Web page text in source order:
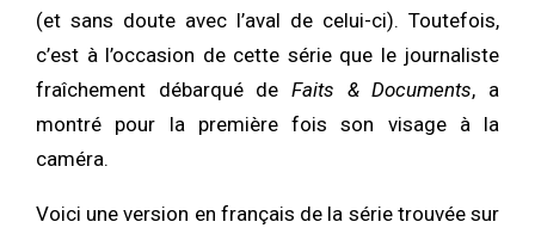
(et sans doute avec l’aval de celui-ci). Toutefois,
c’est à l’occasion de cette série que le journaliste
fraîchement débarqué de Faits & Documents, a
montré pour la première fois son visage à la
caméra.
Voici une version en français de la série trouvée sur